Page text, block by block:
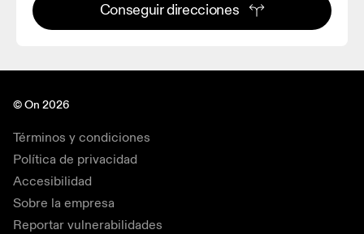
Conseguir direcciones
© On 2026
Términos y condiciones
Política de privacidad
Accesibilidad
Sobre la empresa
Reportar vulnerabilidades